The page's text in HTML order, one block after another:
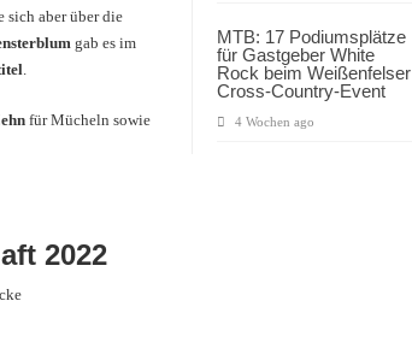
MTB: 17 Podiumsplätze
für Gastgeber White
Rock beim Weißenfelser
Cross-Country-Event
4 Wochen ago
sich aber über die
gab es im
.
für Mücheln sowie
2022